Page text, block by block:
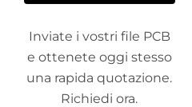
Inviate i vostri file PCB
e ottenete oggi stesso
una rapida quotazione.
Richiedi ora.